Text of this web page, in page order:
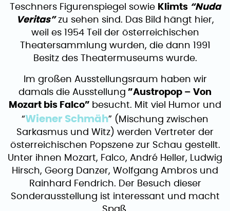
Teschners Figurenspiegel sowie Klimts“Nuda
Veritas”zu sehen sind. Das Bild hängt hier,
weil es 1954 Teil der österreichischen
Theatersammlung wurden, die dann 1991
Besitz des Theatermuseums wurde.
Im großen Ausstellungsraum haben wir
damals die Ausstellung ”Austropop – Von
Mozart bis Falco” besucht. Mit viel Humor und
“Wiener Schmäh” (Mischung zwischen
Sarkasmus und Witz) werden Vertreter der
österreichischen Popszene zur Schau gestellt.
Unter ihnen Mozart, Falco, André Heller, Ludwig
Hirsch, Georg Danzer, Wolfgang Ambros und
Rainhard Fendrich. Der Besuch dieser
Sonderausstellung ist interessant und macht